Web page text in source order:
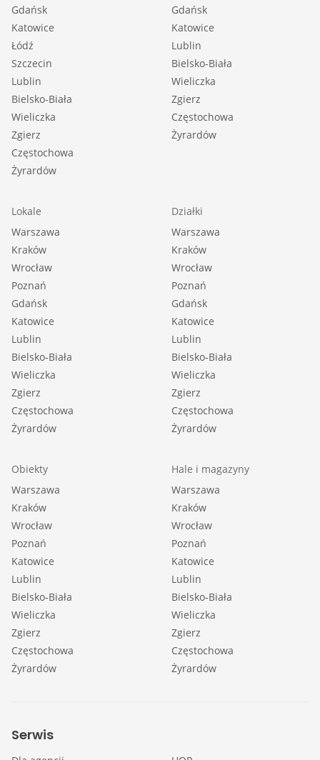
Gdańsk
Katowice
Łódź
Szczecin
Lublin
Bielsko-Biała
Wieliczka
Zgierz
Częstochowa
Żyrardów
Gdańsk
Katowice
Lublin
Bielsko-Biała
Wieliczka
Zgierz
Częstochowa
Żyrardów
Lokale
Warszawa
Kraków
Wrocław
Poznań
Gdańsk
Katowice
Lublin
Bielsko-Biała
Wieliczka
Zgierz
Częstochowa
Żyrardów
Działki
Warszawa
Kraków
Wrocław
Poznań
Gdańsk
Katowice
Lublin
Bielsko-Biała
Wieliczka
Zgierz
Częstochowa
Żyrardów
Obiekty
Warszawa
Kraków
Wrocław
Poznań
Katowice
Lublin
Bielsko-Biała
Wieliczka
Zgierz
Częstochowa
Żyrardów
Hale i magazyny
Warszawa
Kraków
Wrocław
Poznań
Katowice
Lublin
Bielsko-Biała
Wieliczka
Zgierz
Częstochowa
Żyrardów
Serwis